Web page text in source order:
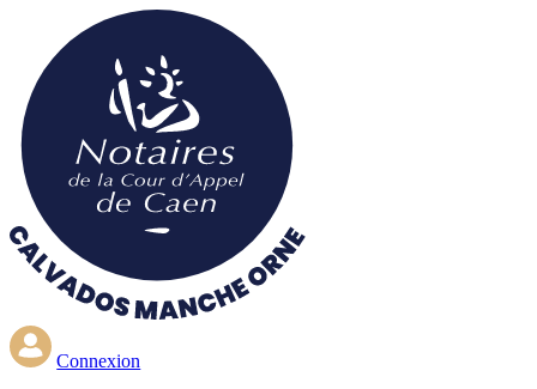
contenu
principal
Connexion